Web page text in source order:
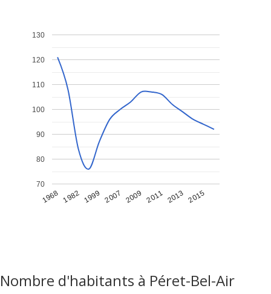
1968 1982 1999 2007 2009 2011 2013 2015
70
80
90
100
110
120
130
Nombre d'habitants à Péret-Bel-Air